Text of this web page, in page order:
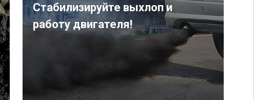
Стабилизируйте выхлоп и
работу двигателя!